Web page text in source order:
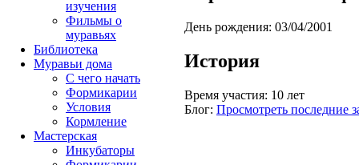
День рождения: 03/04/2001
История
Время участия: 10 лет
Блог: Просмотреть последние
изучения
Фильмы о
муравьях
Библиотека
Муравьи дома
С чего начать
Формикарии
Условия
Кормление
Мастерская
Инкубаторы